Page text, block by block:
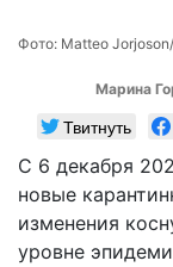
Фото: Matteo
Марина
Твитнуть
С 6 декабря
новые
изменения
уровне